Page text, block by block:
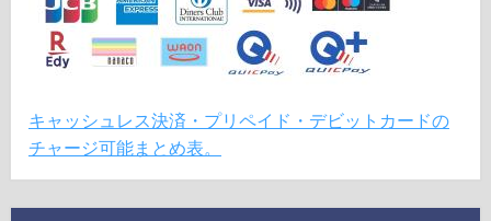
キャッシュレス決済・プリペイド・デビットカードの
チャージ可能まとめ表。